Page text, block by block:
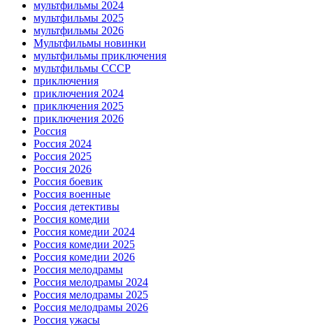
мультфильмы 2024
мультфильмы 2025
мультфильмы 2026
Мультфильмы новинки
мультфильмы приключения
мультфильмы СССР
приключения
приключения 2024
приключения 2025
приключения 2026
Россия
Россия 2024
Россия 2025
Россия 2026
Россия боевик
Россия военные
Россия детективы
Россия комедии
Россия комедии 2024
Россия комедии 2025
Россия комедии 2026
Россия мелодрамы
Россия мелодрамы 2024
Россия мелодрамы 2025
Россия мелодрамы 2026
Россия ужасы